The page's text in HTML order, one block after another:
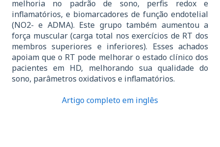
melhoria no padrão de sono, perfis redox e
inflamatórios, e biomarcadores de função endotelial
(NO2- e ADMA). Este grupo também aumentou a
força muscular (carga total nos exercícios de RT dos
membros superiores e inferiores). Esses achados
apoiam que o RT pode melhorar o estado clínico dos
pacientes em HD, melhorando sua qualidade do
sono, parâmetros oxidativos e inflamatórios.
Artigo completo em inglês